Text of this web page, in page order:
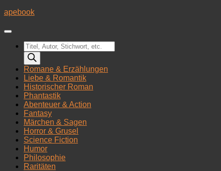
Zum
springen
apebook
Products
search
Romane & Erzählungen
Liebe & Romantik
Historischer Roman
Phantastik
Abenteuer & Action
Fantasy
Märchen & Sagen
Horror & Grusel
Science Fiction
Humor
Philosophie
Raritäten